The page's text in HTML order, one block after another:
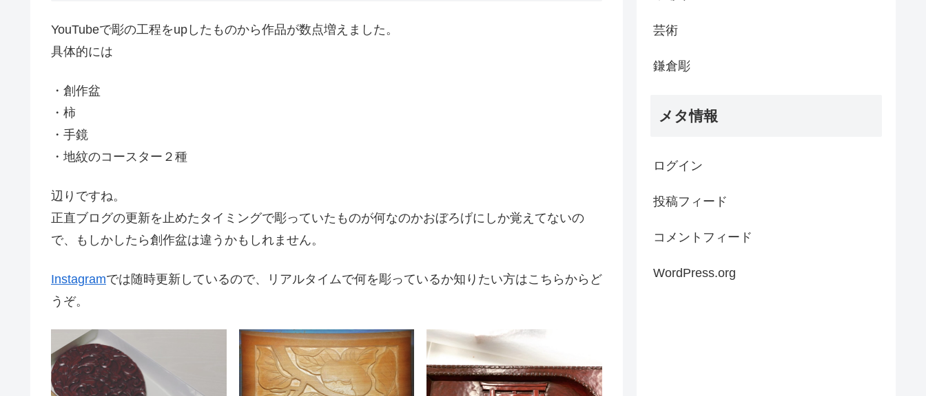
YouTubeで彫の工程をupしたものから作品が数点増えました。
具体的には
・創作盆
・柿
・手鏡
・地紋のコースター２種
辺りですね。
正直ブログの更新を止めたタイミングで彫っていたものが何なのかおぼろげにしか覚えてないの
で、もしかしたら創作盆は違うかもしれません。
Instagramでは随時更新しているので、リアルタイムで何を彫っているか知りたい方はこちらからど
うぞ。
芸術
鎌倉彫
メタ情報
ログイン
投稿フィード
コメントフィード
WordPress.org